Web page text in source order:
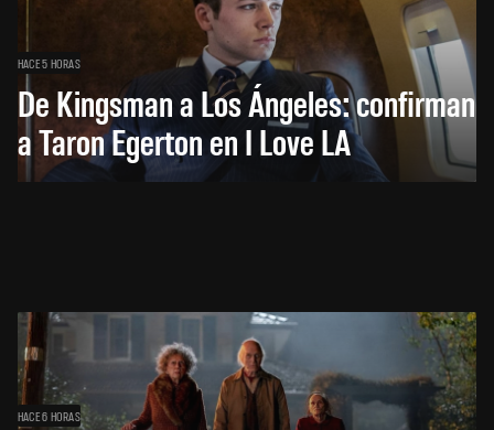
HACE 5 HORAS
De Kingsman a Los Ángeles: confirman
a Taron Egerton en I Love LA
HACE 6 HORAS